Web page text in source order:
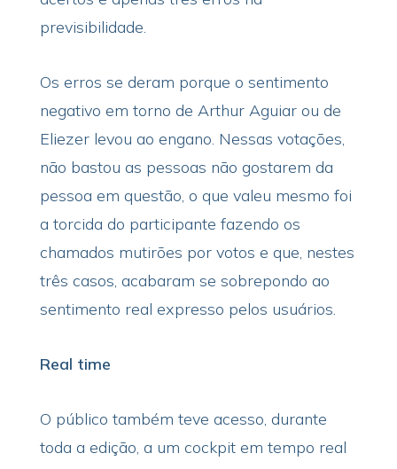
previsibilidade.
Os erros se deram porque o sentimento
negativo em torno de Arthur Aguiar ou de
Eliezer levou ao engano. Nessas votações,
não bastou as pessoas não gostarem da
pessoa em questão, o que valeu mesmo foi
a torcida do participante fazendo os
chamados mutirões por votos e que, nestes
três casos, acabaram se sobrepondo ao
sentimento real expresso pelos usuários.
Real time
O público também teve acesso, durante
toda a edição, a um cockpit em tempo real